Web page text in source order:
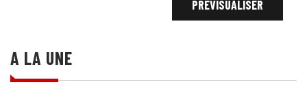
A LA UNE